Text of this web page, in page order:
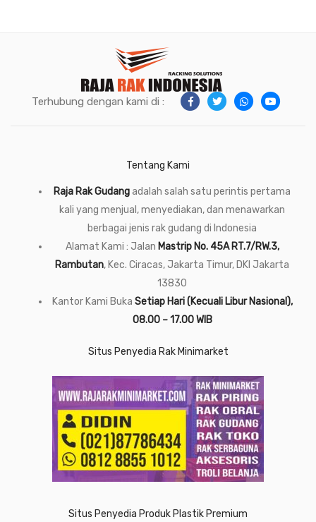
Terhubung dengan kami di :
Tentang Kami
Raja Rak Gudangadalah salah satu perintis pertama
kali yang menjual, menyediakan, dan menawarkan
berbagai jenis rak gudang di Indonesia
Alamat Kami : Jalan Mastrip No. 45A RT.7/RW.3,
Rambutan, Kec. Ciracas, Jakarta Timur, DKI Jakarta
13830
Kantor Kami Buka Setiap Hari (Kecuali Libur Nasional),
08.00 – 17.00 WIB
Situs Penyedia Rak Minimarket
Situs Penyedia Produk Plastik Premium